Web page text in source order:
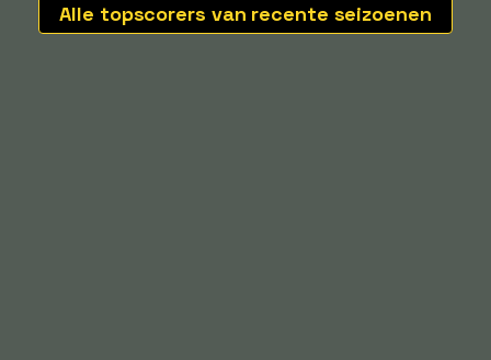
Alle topscorers van recente seizoenen